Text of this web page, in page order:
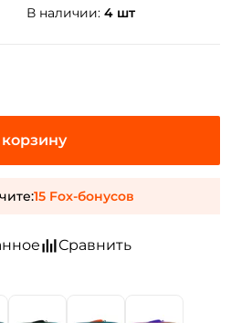
В наличии: 4 шт
15 Fox-бонусов